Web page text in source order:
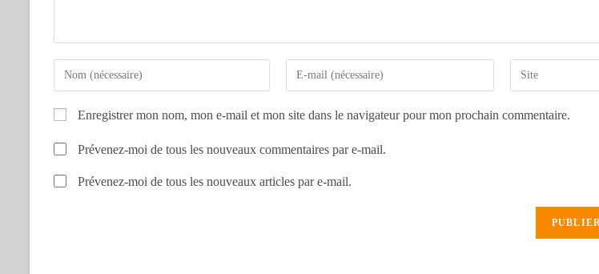
Enregistrer mon nom, mon e-mail et mon site dans le navigateur pour mon prochain commentaire.
Prévenez-moi de tous les nouveaux commentaires par e-mail.
Prévenez-moi de tous les nouveaux articles par e-mail.